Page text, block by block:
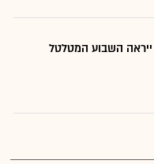
ייראה השבוע המטלטל